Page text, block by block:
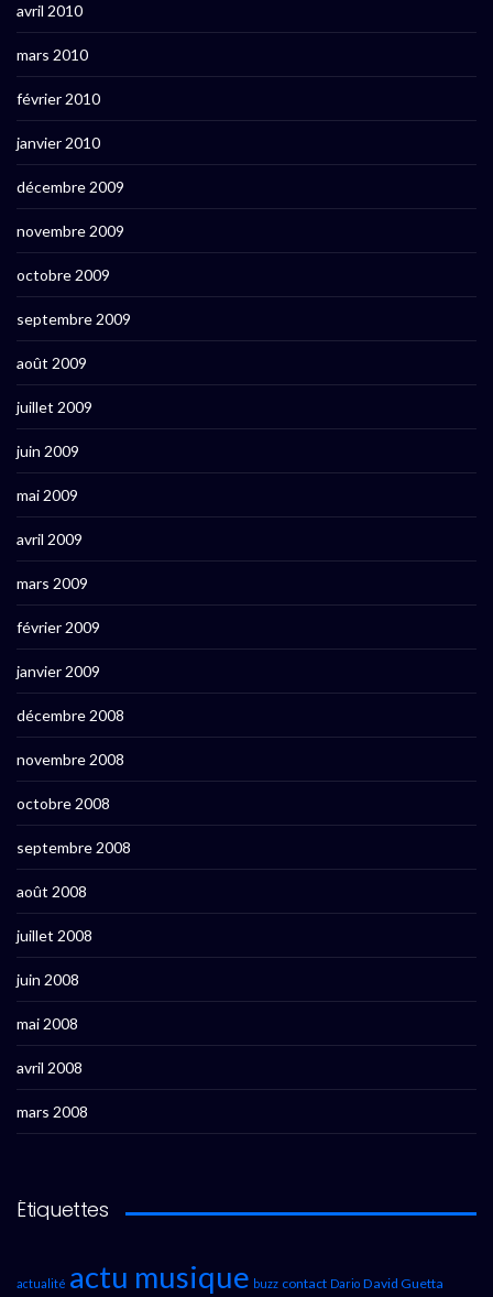
avril 2010
mars 2010
février 2010
janvier 2010
décembre 2009
novembre 2009
octobre 2009
septembre 2009
août 2009
juillet 2009
juin 2009
mai 2009
avril 2009
mars 2009
février 2009
janvier 2009
décembre 2008
novembre 2008
octobre 2008
septembre 2008
août 2008
juillet 2008
juin 2008
mai 2008
avril 2008
mars 2008
Étiquettes
actualité actu musique buzz contact Dario David Guetta